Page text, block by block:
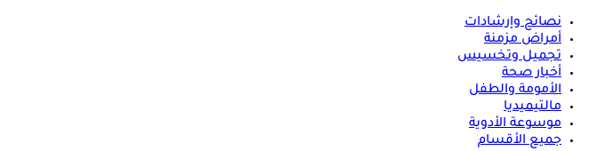
نصائح وإرشادات
أمراض مزمنة
تجميل وتخسيس
أخبار صحة
الأمومة والطفل
مالتيميديا
موسوعة الأدوية
جميع الأقسام